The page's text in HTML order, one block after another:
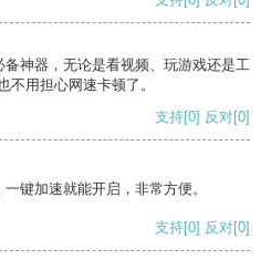
神器，无论是看视频、玩游戏还是工
不用担心网速卡顿了。
支持[0] 反对[0]
键加速就能开启，非常方便。
支持[0] 反对[0]